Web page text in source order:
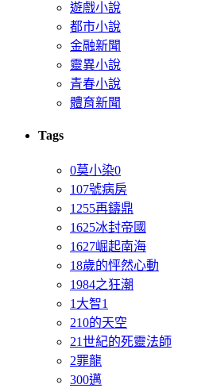
遊戲小說
都市小說
金融新聞
靈異小說
青春小說
體育新聞
Tags
0莫小染0
107號病房
1255再鑄鼎
1625冰封帝國
1627崛起南海
18歲的怦然心動
1984之狂潮
1大智1
210的天空
21世紀的死靈法師
2罪龍
300邁